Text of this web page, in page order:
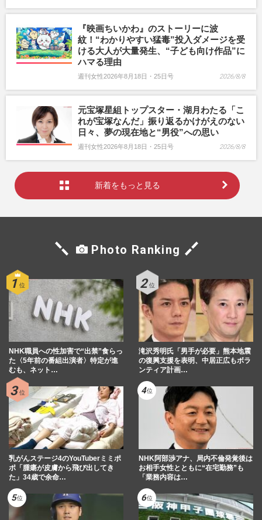
『映画ちいかわ』のストーリーに波
紋！“わかりやすい猛毒”投入ダメージを受
ける大人が大量発生、“子ども向け作品”に
ハマる理由
週刊女性2026年8月18日・25日号 2026/8/8
元宝塚星組トップスター・湖月わたる「こ
れが宝塚なんだ」振り返るかけがえのない
日々、夢の現在地と“男役”への思い
週刊女性2026年8月18日・25日号 2026/8/8
新着をもっと見る
Photo Ranking
NHK職員への性加害で“出禁”食らっ
た〈5年前の番組出演者〉特定が進
むも、ネット…
滝沢秀明氏「男手が必要」熊本地震
の復興支援を表明、中居正広もボラ
ンティア計画…
乳がんステージ4のYouTuberミミポ
ポ「腫瘍が皮膚から飛び出してき
た」34歳で余命…
NHK阿部渉アナ、局内不倫発覚後は
お相手女性とともに“在宅勤務”も
「業務内容は…